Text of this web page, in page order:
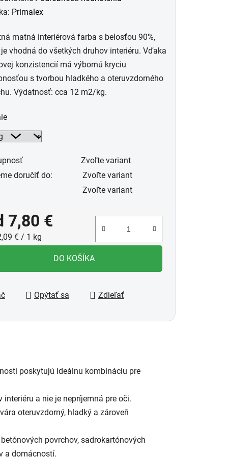
Primalex
matná interiérová farba s belosťou 90%,
vhodná do všetkých druhov interiéru. Vďaka
konzistencií má výbornú kryciu
s tvorbou hladkého a oteruvzdorného
Výdatnosť: cca 12 m2/kg.
Zvoľte variant
doručiť do:
Zvoľte variant
Zvoľte variant
7,80 €
cena:
€ / 1 kg
DO KOŠÍKA
Opýtať sa Zdieľať
poskytujú ideálnu kombináciu pre
a nie je nepríjemná pre oči.
oteruvzdorný, hladký a zároveň
povrchov, sadrokartónových
a domácností.